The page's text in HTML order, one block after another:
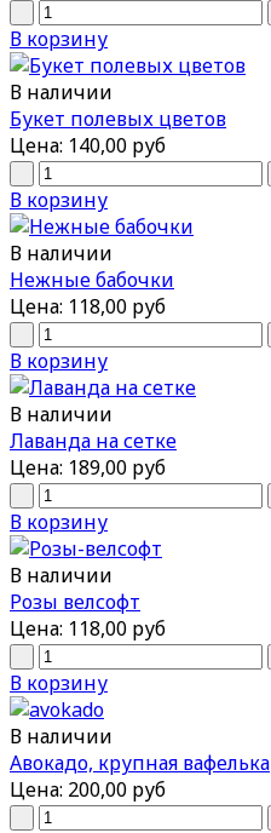
В корзину
В наличии
Букет полевых цветов
Цена: 140,00 руб
В корзину
В наличии
Нежные бабочки
Цена: 118,00 руб
В корзину
В наличии
Лаванда на сетке
Цена: 189,00 руб
В корзину
В наличии
Розы велсофт
Цена: 118,00 руб
В корзину
В наличии
Авокадо, крупная вафелька
Цена: 200,00 руб